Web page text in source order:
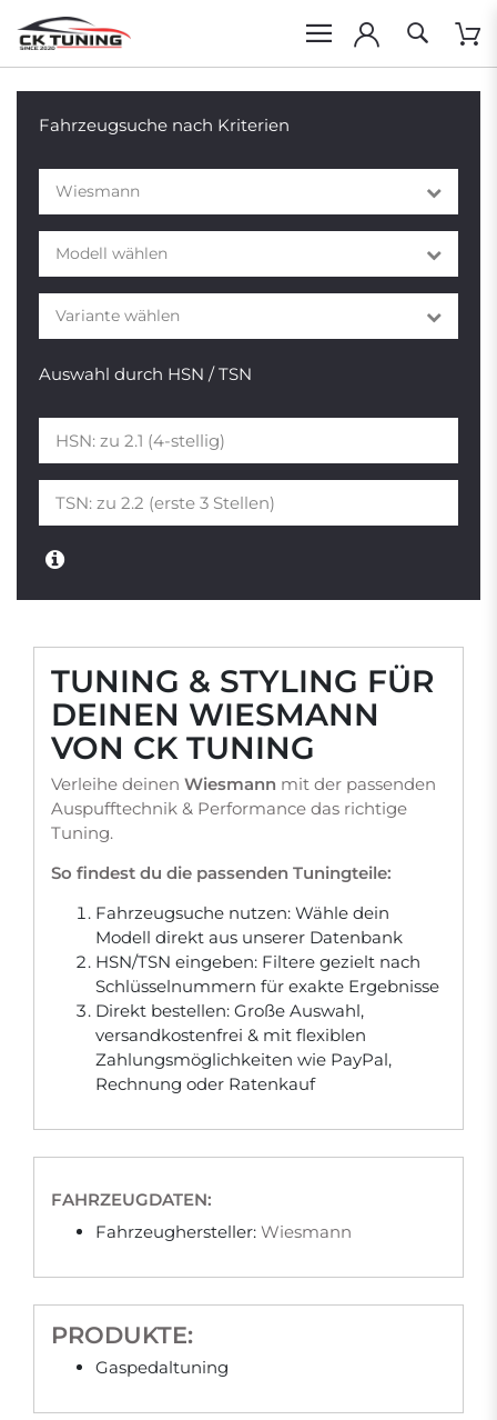
Fahrzeugsuche nach Kriterien
Wiesmann
Modell wählen
Variante wählen
Auswahl durch HSN / TSN
TUNING & STYLING FÜR
DEINEN WIESMANN
VON CK TUNING
Verleihe deinen Wiesmann mit der passenden
Auspufftechnik & Performance das richtige
Tuning.
So findest du die passenden Tuningteile:
Fahrzeugsuche nutzen: Wähle dein
Modell direkt aus unserer Datenbank
HSN/TSN eingeben: Filtere gezielt nach
Schlüsselnummern für exakte Ergebnisse
Direkt bestellen: Große Auswahl,
versandkostenfrei & mit flexiblen
Zahlungsmöglichkeiten wie PayPal,
Rechnung oder Ratenkauf
FAHRZEUGDATEN:
Fahrzeughersteller: Wiesmann
PRODUKTE:
Gaspedaltuning